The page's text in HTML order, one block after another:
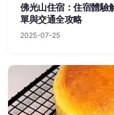
佛光山住宿：住宿體驗
單與交通全攻略
2025-07-25